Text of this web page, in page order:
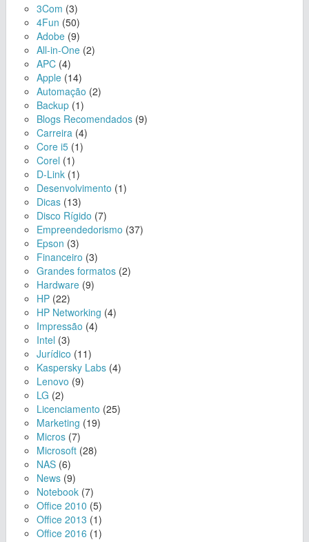
3Com (3)
4Fun (50)
Adobe (9)
All-in-One (2)
APC (4)
Apple (14)
Automação (2)
Backup (1)
Blogs Recomendados (9)
Carreira (4)
Core i5 (1)
Corel (1)
D-Link (1)
Desenvolvimento (1)
Dicas (13)
Disco Rígido (7)
Empreendedorismo (37)
Epson (3)
Financeiro (3)
Grandes formatos (2)
Hardware (9)
HP (22)
HP Networking (4)
Impressão (4)
Intel (3)
Jurídico (11)
Kaspersky Labs (4)
Lenovo (9)
LG (2)
Licenciamento (25)
Marketing (19)
Micros (7)
Microsoft (28)
NAS (6)
News (9)
Notebook (7)
Office 2010 (5)
Office 2013 (1)
Office 2016 (1)